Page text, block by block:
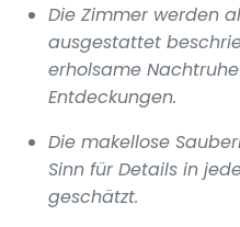
Die Zimmer werden
ausgestattet
erholsame
Entdeckungen.
Die makellose
Sinn für Details in
geschätzt.